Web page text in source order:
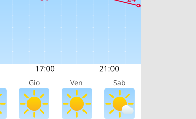
Gio Ven Sab